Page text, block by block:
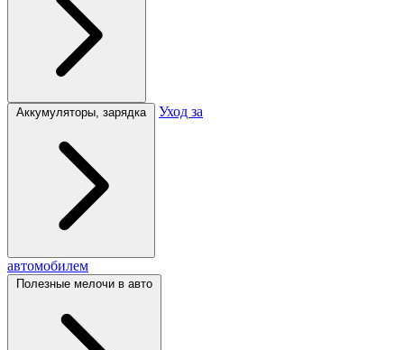
Аккумуляторы, зарядка Уход за
автомобилем
Полезные мелочи в авто